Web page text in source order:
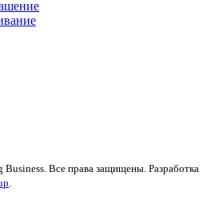
Все права защищены. Разработка